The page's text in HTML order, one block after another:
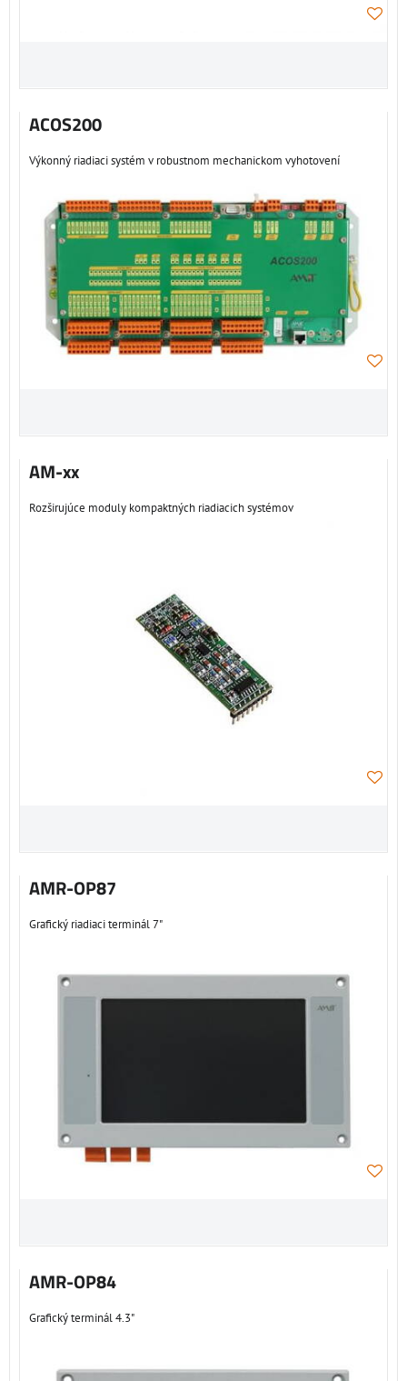
ACOS200
Výkonný riadiaci systém v robustnom mechanickom vyhotovení
AM-xx
Rozširujúce moduly kompaktných riadiacich systémov
AMR-OP87
Grafický riadiaci terminál 7"
AMR-OP84
Grafický terminál 4.3"